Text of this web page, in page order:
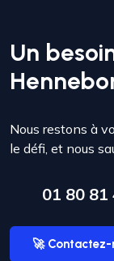
Un
Nous restons à
le défi, et nous
01 80 81
🚀